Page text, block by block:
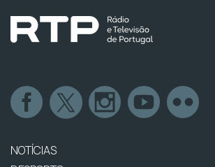
NOTÍCIAS